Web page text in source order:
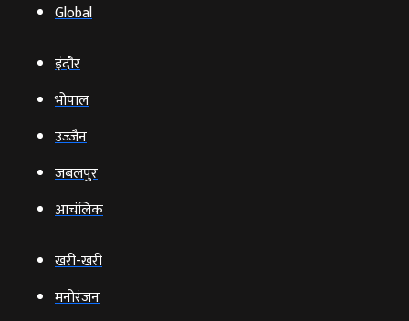
Global
इंदौर
भोपाल
उज्‍जैन
जबलपुर
आचंलिक
खरी-खरी
मनोरंजन